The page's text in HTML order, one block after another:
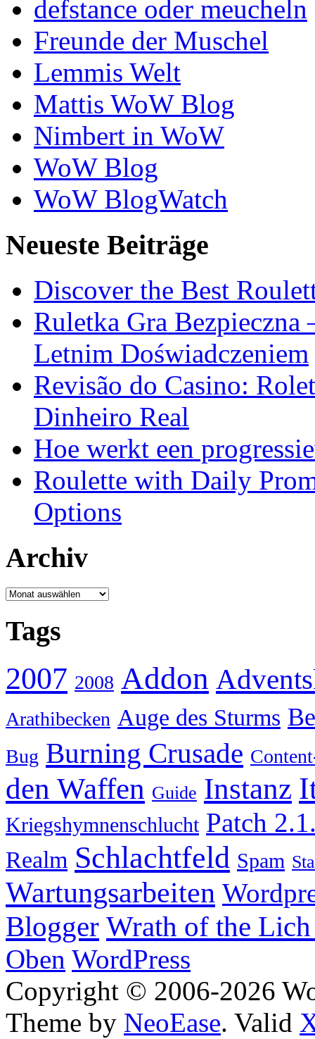
defstance oder meucheln
Freunde der Muschel
Lemmis Welt
Mattis WoW Blog
Nimbert in WoW
WoW Blog
WoW BlogWatch
Neueste Beiträge
Discover the Best
Ruletka Gra
Letnim Doświadczeniem
Revisão do Casino:
Dinheiro Real
Hoe werkt een
Roulette with Daily
Options
Archiv
Archiv
Tags
2007 2008 Addon
Arathibecken Auge des Sturms
Bug Burning Crusade
den Waffen Guide Instanz
Kriegshymnenschlucht Patch
Realm Schlachtfeld Spam
Wartungsarbeiten
Blogger Wrath of the
Oben WordPress
Copyright © 2006-2026
Theme by NeoEase. Valid